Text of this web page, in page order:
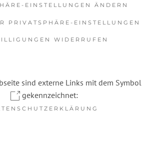
EINSTELLUNGEN ÄNDERN
PRIVATSPHÄRE-EINSTELLUNGEN
WIDERRUFEN
sind externe Links mit dem Symbol
gekennzeichnet: